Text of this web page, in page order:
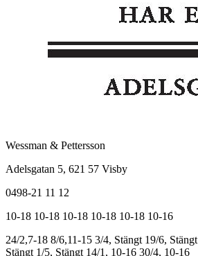
Wessman & Pettersson
Adelsgatan 5, 621 57 Visby
0498-21 11 12
10-18 10-18 10-18 10-18 10-18 10-16
24/2,7-18 8/6,11-15 3/4, Stängt 19/6, Stängt
Stängt 1/5, Stängt 14/1, 10-16 30/4, 10-16